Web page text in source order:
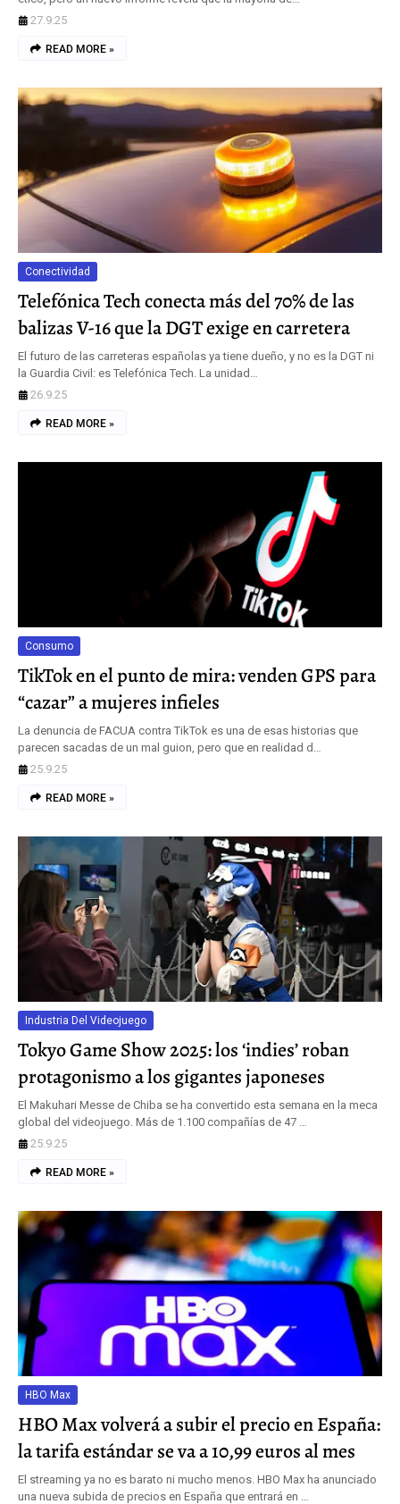
27.9.25
READ MORE »
Conectividad
Telefónica Tech conecta más del 70% de las
balizas V-16 que la DGT exige en carretera
El futuro de las carreteras españolas ya tiene dueño, y no es la DGT ni
la Guardia Civil: es Telefónica Tech. La unidad…
26.9.25
READ MORE »
Consumo
TikTok en el punto de mira: venden GPS para
“cazar” a mujeres infieles
La denuncia de FACUA contra TikTok es una de esas historias que
parecen sacadas de un mal guion, pero que en realidad d…
25.9.25
READ MORE »
Industria Del Videojuego
Tokyo Game Show 2025: los ‘indies’ roban
protagonismo a los gigantes japoneses
El Makuhari Messe de Chiba se ha convertido esta semana en la meca
global del videojuego. Más de 1.100 compañías de 47 …
25.9.25
READ MORE »
HBO Max
HBO Max volverá a subir el precio en España:
la tarifa estándar se va a 10,99 euros al mes
El streaming ya no es barato ni mucho menos. HBO Max ha anunciado
una nueva subida de precios en España que entrará en …